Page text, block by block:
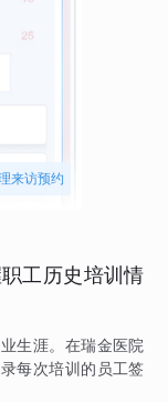
来访预约
工历史培训情
生涯。在瑞金医院
每次培训的员工签